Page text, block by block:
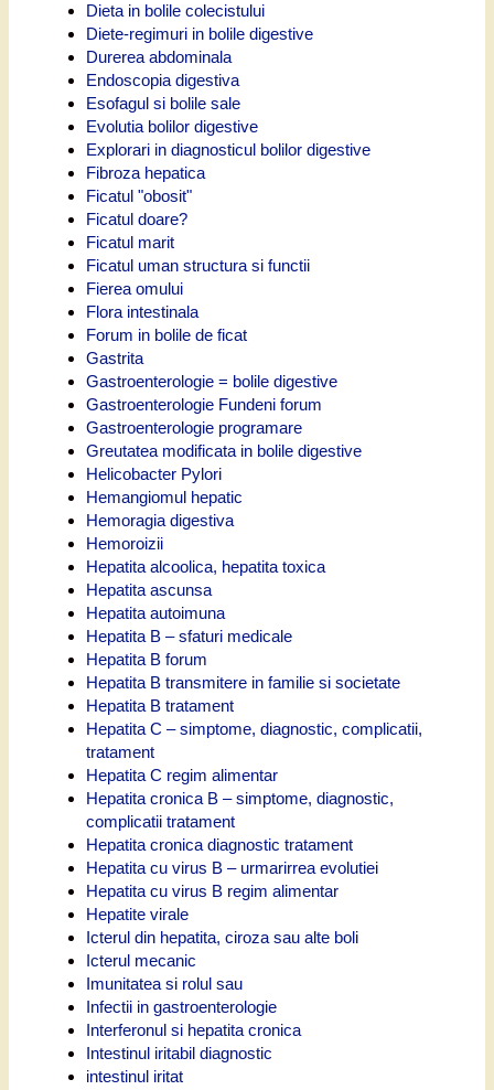
Dieta in bolile colecistului
Diete-regimuri in bolile digestive
Durerea abdominala
Endoscopia digestiva
Esofagul si bolile sale
Evolutia bolilor digestive
Explorari in diagnosticul bolilor digestive
Fibroza hepatica
Ficatul "obosit"
Ficatul doare?
Ficatul marit
Ficatul uman structura si functii
Fierea omului
Flora intestinala
Forum in bolile de ficat
Gastrita
Gastroenterologie = bolile digestive
Gastroenterologie Fundeni forum
Gastroenterologie programare
Greutatea modificata in bolile digestive
Helicobacter Pylori
Hemangiomul hepatic
Hemoragia digestiva
Hemoroizii
Hepatita alcoolica, hepatita toxica
Hepatita ascunsa
Hepatita autoimuna
Hepatita B – sfaturi medicale
Hepatita B forum
Hepatita B transmitere in familie si societate
Hepatita B tratament
Hepatita C – simptome, diagnostic, complicatii,
tratament
Hepatita C regim alimentar
Hepatita cronica B – simptome, diagnostic,
complicatii tratament
Hepatita cronica diagnostic tratament
Hepatita cu virus B – urmarirrea evolutiei
Hepatita cu virus B regim alimentar
Hepatite virale
Icterul din hepatita, ciroza sau alte boli
Icterul mecanic
Imunitatea si rolul sau
Infectii in gastroenterologie
Interferonul si hepatita cronica
Intestinul iritabil diagnostic
intestinul iritat